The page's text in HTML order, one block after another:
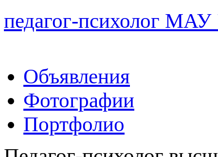
педагог-психолог МАУ
Объявления
Фотографии
Портфолио